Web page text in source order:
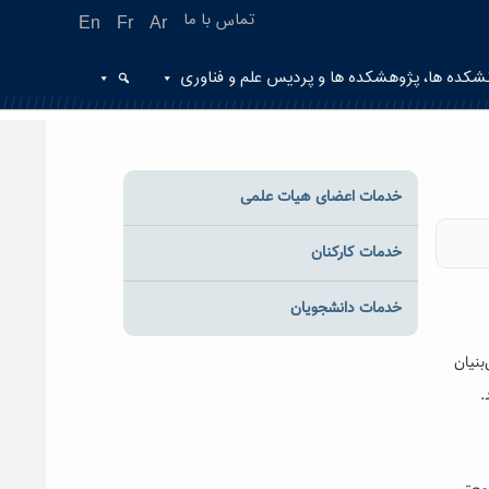
En Fr Ar تماس با ما
ها، پژوهشکده ها و پردیس علم و فناوری
دانش‌بنیان
خدمات اعضای هیات علمی
خدمات کارکنان
خدمات دانشجویان